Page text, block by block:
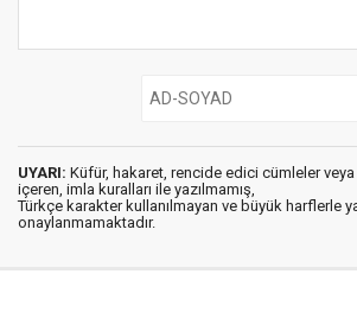
UYARI: Küfür, hakaret, rencide edici cümleler veya
içeren, imla kuralları ile yazılmamış,
Türkçe karakter kullanılmayan ve büyük harflerle
onaylanmamaktadır.